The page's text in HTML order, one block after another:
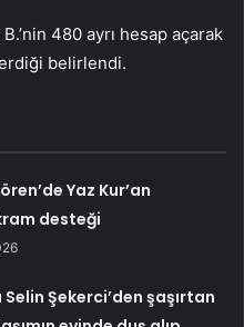
480 ayrı hesap açarak
belirlendi.
Yaz Kur’an
desteği
Şekerci’den şaşırtan